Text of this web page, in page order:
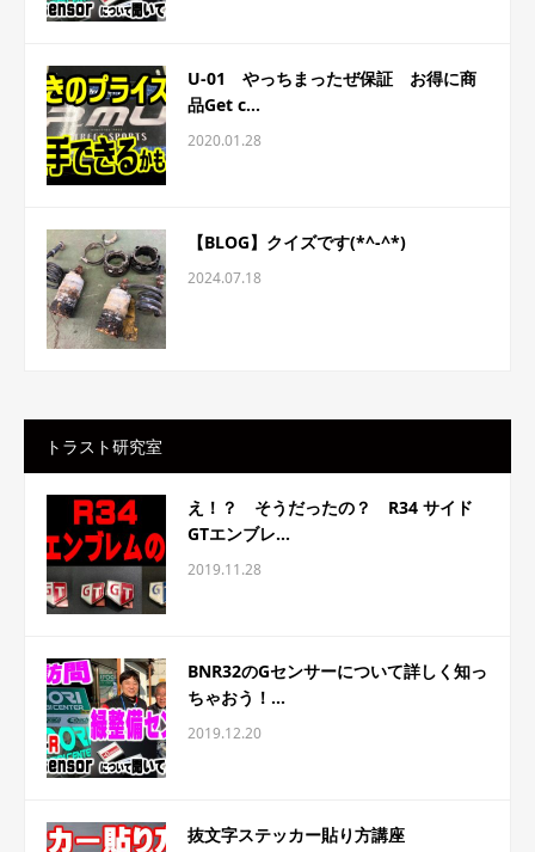
U-01 やっちまったぜ保証 お得に商
品Get c...
2020.01.28
【BLOG】クイズです(*^-^*)
2024.07.18
トラスト研究室
え！？ そうだったの？ R34 サイド
GTエンブレ...
2019.11.28
BNR32のGセンサーについて詳しく知っ
ちゃおう！...
2019.12.20
抜文字ステッカー貼り方講座